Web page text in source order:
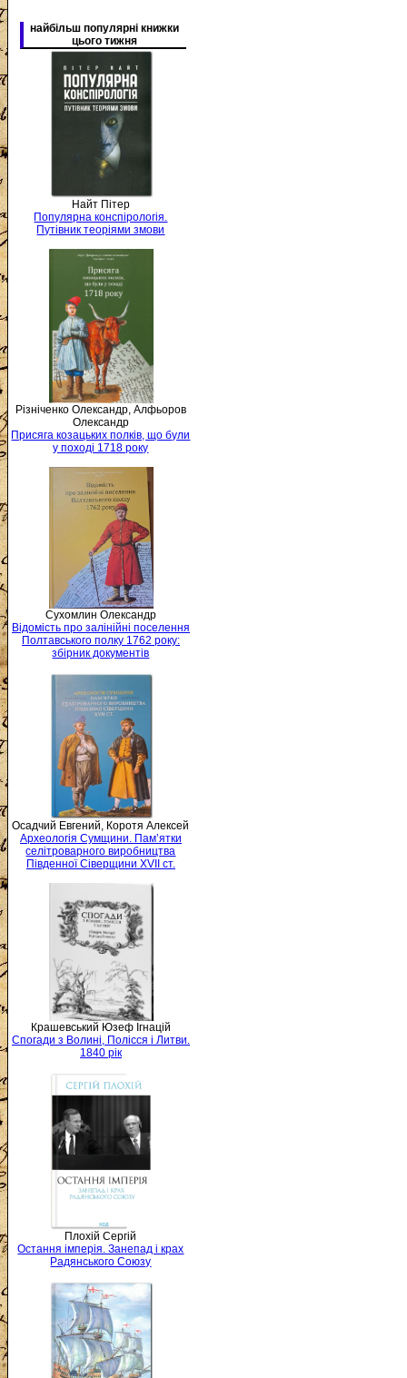
найбільш популярні книжки
цього тижня
Найт Пітер
Популярна конспірологія.
Путівник теоріями змови
Різніченко Олександр, Алфьоров
Олександр
Присяга козацьких полків, що були
у поході 1718 року
Сухомлин Олександр
Відомість про залінійні поселення
Полтавського полку 1762 року:
збірник документів
Осадчий Евгений, Коротя Алексей
Археологія Сумщини. Пам’ятки
селітроварного виробництва
Південної Сіверщини XVII ст.
Крашевський Юзеф Ігнацій
Спогади з Волині, Полісся і Литви.
1840 рік
Плохій Сергій
Остання імперія. Занепад і крах
Радянського Союзу